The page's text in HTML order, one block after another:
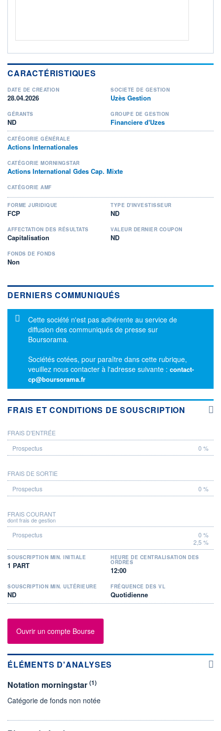
CARACTÉRISTIQUES
DATE DE CRÉATION
28.04.2026
SOCIÉTÉ DE GESTION
Uzès Gestion
GÉRANTS
ND
GROUPE DE GESTION
Financiere d'Uzes
CATÉGORIE GÉNÉRALE
Actions Internationales
CATÉGORIE MORNINGSTAR
Actions International Gdes Cap. Mixte
CATÉGORIE AMF
FORME JURIDIQUE
FCP
TYPE D'INVESTISSEUR
ND
AFFECTATION DES RÉSULTATS
Capitalisation
VALEUR DERNIER COUPON
ND
FONDS DE FONDS
Non
DERNIERS COMMUNIQUÉS
Message d'information
Cette société n'est pas adhérente au service de
diffusion des communiqués de presse sur
Boursorama.
Sociétés cotées, pour paraître dans cette rubrique,
veuillez nous contacter à l'adresse suivante : contact-
cp@boursorama.fr
FRAIS ET CONDITIONS DE SOUSCRIPTION
PROSPECTUS
FRAIS D'ENTRÉE
0 %
FRAIS DE SORTIE
0 %
FRAIS COURANT
dont frais de gestion
0 %
2,5 %
SOUSCRIPTION MIN. INITIALE
1 PART
HEURE DE CENTRALISATION DES
ORDRES
12:00
SOUSCRIPTION MIN. ULTÉRIEURE
ND
FRÉQUENCE DES VL
Quotidienne
Ouvrir un compte Bourse
ÉLÉMENTS D'ANALYSES
Notation morningstar (1)
Catégorie de fonds non notée